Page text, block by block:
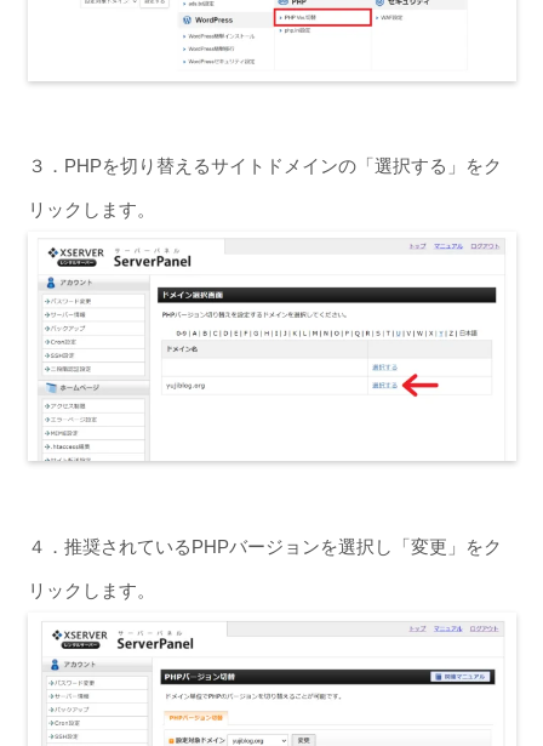
３．PHPを切り替えるサイトドメインの「選択する」をク
リックします。
４．推奨されているPHPバージョンを選択し「変更」をク
リックします。